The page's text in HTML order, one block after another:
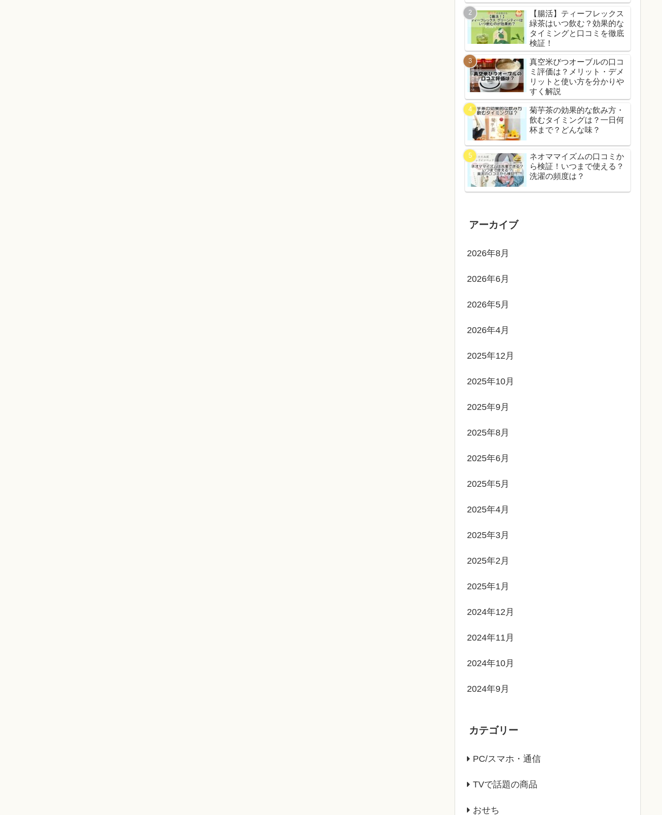
【腸活】ティーフレックス
緑茶はいつ飲む？効果的な
タイミングと口コミを徹底
検証！
真空米びつオーブルの口コ
ミ評価は？メリット・デメ
リットと使い方を分かりや
すく解説
菊芋茶の効果的な飲み方・
飲むタイミングは？一日何
杯まで？どんな味？
ネオママイズムの口コミか
ら検証！いつまで使える？
洗濯の頻度は？
アーカイブ
2026年8月
2026年6月
2026年5月
2026年4月
2025年12月
2025年10月
2025年9月
2025年8月
2025年6月
2025年5月
2025年4月
2025年3月
2025年2月
2025年1月
2024年12月
2024年11月
2024年10月
2024年9月
カテゴリー
PC/スマホ・通信
TVで話題の商品
おせち